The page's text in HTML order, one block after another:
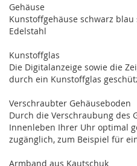
Gehäuse
Kunstoffgehäuse schwarz
Edelstahl
Kunstoffglas
Die Digitalanzeige sowie die
durch ein Kunstoffglas
Verschraubter Gehäuseboden
Durch die Verschraubung des
Innenleben Ihrer Uhr optimal
zugänglich, zum Beispiel für
Armband aus Kautschuk